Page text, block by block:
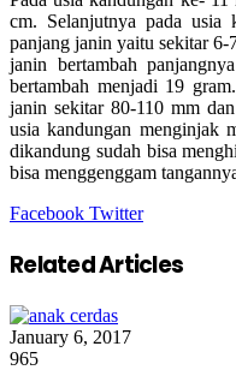
cm. Selanjutnya pada usia
panjang janin yaitu sekitar 6-
janin bertambah
bertambah menjadi 19
janin sekitar 80-110 mm
usia kandungan menginjak
dikandung sudah bisa
bisa menggenggam
Facebook TwitterGoogle+
LinkedIn
Tumblr
Pinterest
Reddit
VKontakte
Share
Email
Print
Related Articles
January 6, 2017
965